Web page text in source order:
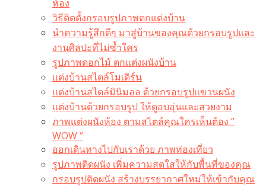
ห้อง
วิธีติดตั้งกรอบรูปภาพตกแต่งบ้าน
นำความรู้สึกดีๆ มาสู่บ้านของคุณด้วยกรอบรูปและ
งานศิลปะที่ไม่ซ้ำใคร
รูปภาพดอกไม้ ตกแต่งผนังบ้าน
แต่งบ้านสไตล์โมเดิร์น
แต่งบ้านสไตล์มินิมอล ด้วยกรอบรูปแขวนผนัง
แต่งบ้านด้วยกรอบรูป ให้ดูอบอุ่นและสวยงาม
ภาพแต่งผนังห้อง ตามสไตล์คุณใครเห็นต้อง ”
WOW “
ออกเดินทางไปกับเราด้วย ภาพท่องเที่ยว
รูปภาพติดผนัง เพิ่มความสดใสให้กับพื้นที่ของคุณ
กรอบรูปติดผนัง สร้างบรรยากาศใหม่ให้เข้ากับคุณ